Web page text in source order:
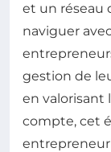
et un réseau
naviguer
gestion de
en valorisant
compte, cet